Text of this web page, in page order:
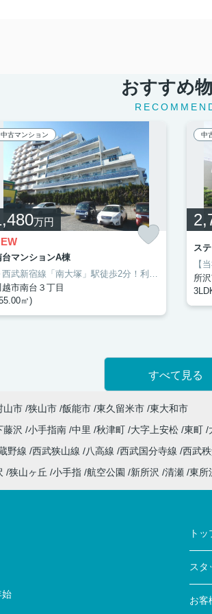
おすすめ
！ 現在空室につき、気兼ねなくご見学可能♪ お気
でバスが利用可能！バス停まで徒歩2分 ■リフォ
、大切なペットと一緒にお過ごしいただけます！
ス利用でバス停徒歩1分） ■三方角地で開放感！ ■
面積127.93平米、約38坪とゆとりがございます！■
中古マンション
万円
台マンションA棟
～西武新宿線「南大塚」駅徒歩2分！利便性の良い駅近マンション～
越市南台３丁目
㎡)
中
ス
【
所
すべて見る
山市 狭山市 飯能市 東久留米市 東大和市
藤沢 小手指南 中里 秋津町 大字上安松 東町
野線 西武狭山線 八高線 西武国分寺線 西武
狭山ヶ丘 小手指 航空公園 新所沢 清瀬 東所
始
ト
スタ
お客